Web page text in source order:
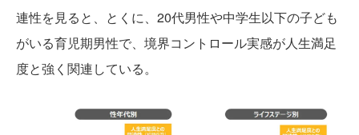
連性を見ると、とくに、20代男性や中学生以下の子ども
がいる育児期男性で、境界コントロール実感が人生満足
度と強く関連している。